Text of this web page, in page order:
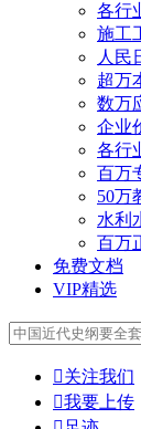
各行
施工
人民
超万
数万
企业
各行
百万
50万
水利
百万
免费文档
VIP精选
关注我们
我要上传